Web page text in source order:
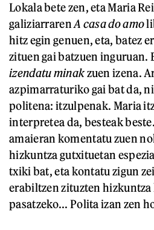
Lokala bete zen, eta Maria
galiziarrarenA casa do amo
hitz egin genuen, eta, batez
zituen gai batzuen inguruan.
izendatu minakzuen izena.
azpimarraturiko gai bat da,
politena: itzulpenak. Maria
interpretea da, besteak
amaieran komentatu zuen
hizkuntza gutxituetan
txiki bat, eta kontatu zigun
erabiltzen zituzten
pasatzeko... Polita izan zen